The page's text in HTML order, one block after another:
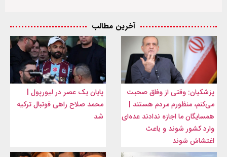
آخرین مطالب
پزشکیان: وقتی از وفاق صحبت
می‌کنم، منظورم مردم هستند |
همسایگان ما اجازه ندادند عده‌ای
وارد کشور شوند و باعث
اغتشاش شوند
پایان یک عصر در لیورپول |
محمد صلاح راهی فوتبال ترکیه
شد